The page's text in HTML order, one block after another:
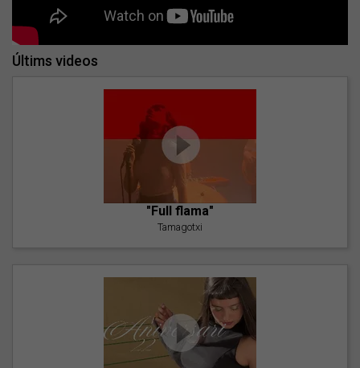
Últims videos
"Full flama"
Tamagotxi